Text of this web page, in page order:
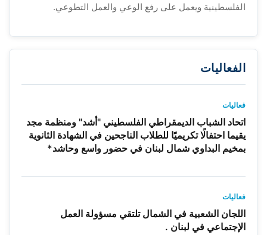
الفلسطينية ويعمل على رفع الوعي والعمل التطوعي.
الفعاليات
فعاليات
اتحاد الشباب الديمقراطي الفلسطيني "أشد" ومنظمة مجد
يقيما احتفالًا تكريميًا للطلاب الناجحين في الشهادة الثانوية
بمخيم البداوي شمال لبنان في حضور واسع وحاشد*
فعاليات
اللجان الشعبية في الشمال تلتقي مسؤولة العمل
الإجتماعي في لبنان .